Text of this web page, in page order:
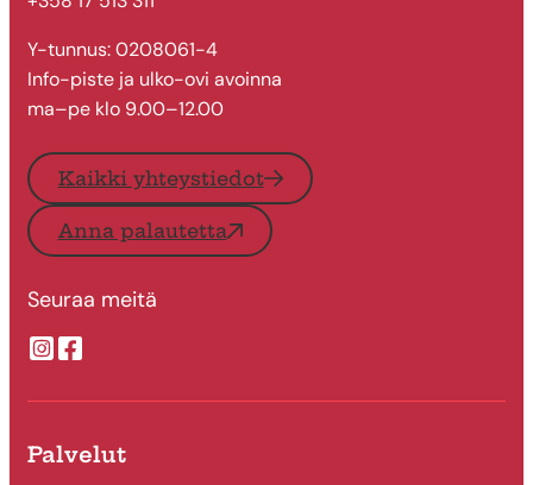
Y-tunnus: 0208061-4
Info-piste ja ulko-ovi avoinna
ma–pe klo 9.00–12.00
Kaikki yhteystiedot
Anna palautetta
Seuraa meitä
Suonenjoen kaupungin Instragram
Suonenjoen kaupungin Facebook
Palvelut